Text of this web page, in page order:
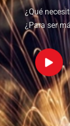
¿Qué
¿Para ser